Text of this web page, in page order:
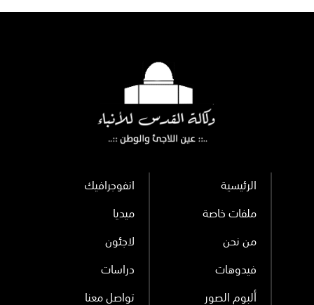
الرئيسية انفوجرافيك
ملفات خاصة ميديا
من نحن لاجئون
فيدوهات دراسات
ألبوم الصور تواصل معنا